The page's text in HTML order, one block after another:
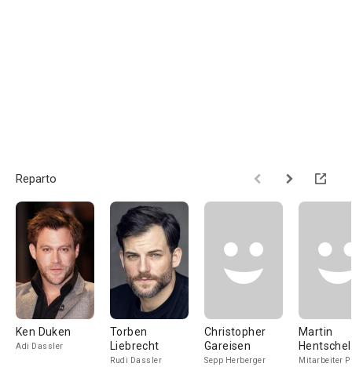
Reparto
Ken Duken
Adi Dassler
Torben
Liebrecht
Rudi Dassler
Christopher
Gareisen
Sepp Herberger
Martin
Hentschel
Mitarbeiter